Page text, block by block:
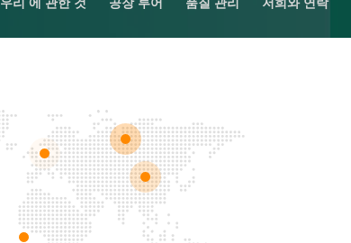
우리 에 관한 것 공장 투어 품질 관리 저희와 연락